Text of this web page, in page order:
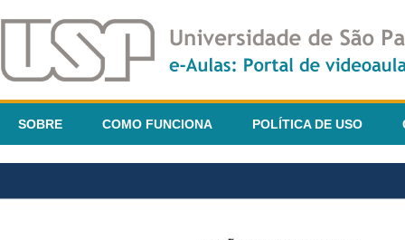
SOBRE COMO FUNCIONA POLÍTICA DE USO